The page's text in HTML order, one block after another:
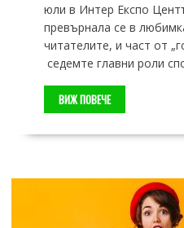
юли в Интер Експо
превърнала се в
читателите, и част от
седемте главни роли
ВИЖ ПОВЕЧЕ